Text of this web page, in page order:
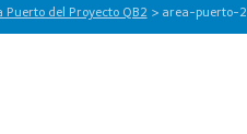
del Proyecto QB2 > area-puerto-2